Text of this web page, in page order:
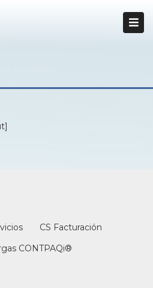
CS Facturación
CONTPAQi®